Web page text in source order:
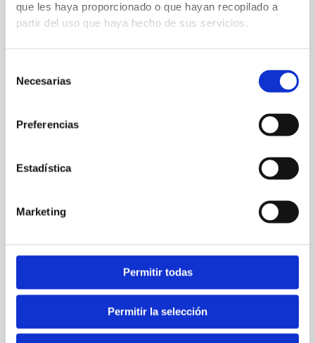
que les haya proporcionado o que hayan recopilado a
partir del uso que haya hecho de sus servicios.
Necesarias
Preferencias
Estadística
Marketing
Permitir todas
Permitir la selección
Escribe
aquí...
Correo